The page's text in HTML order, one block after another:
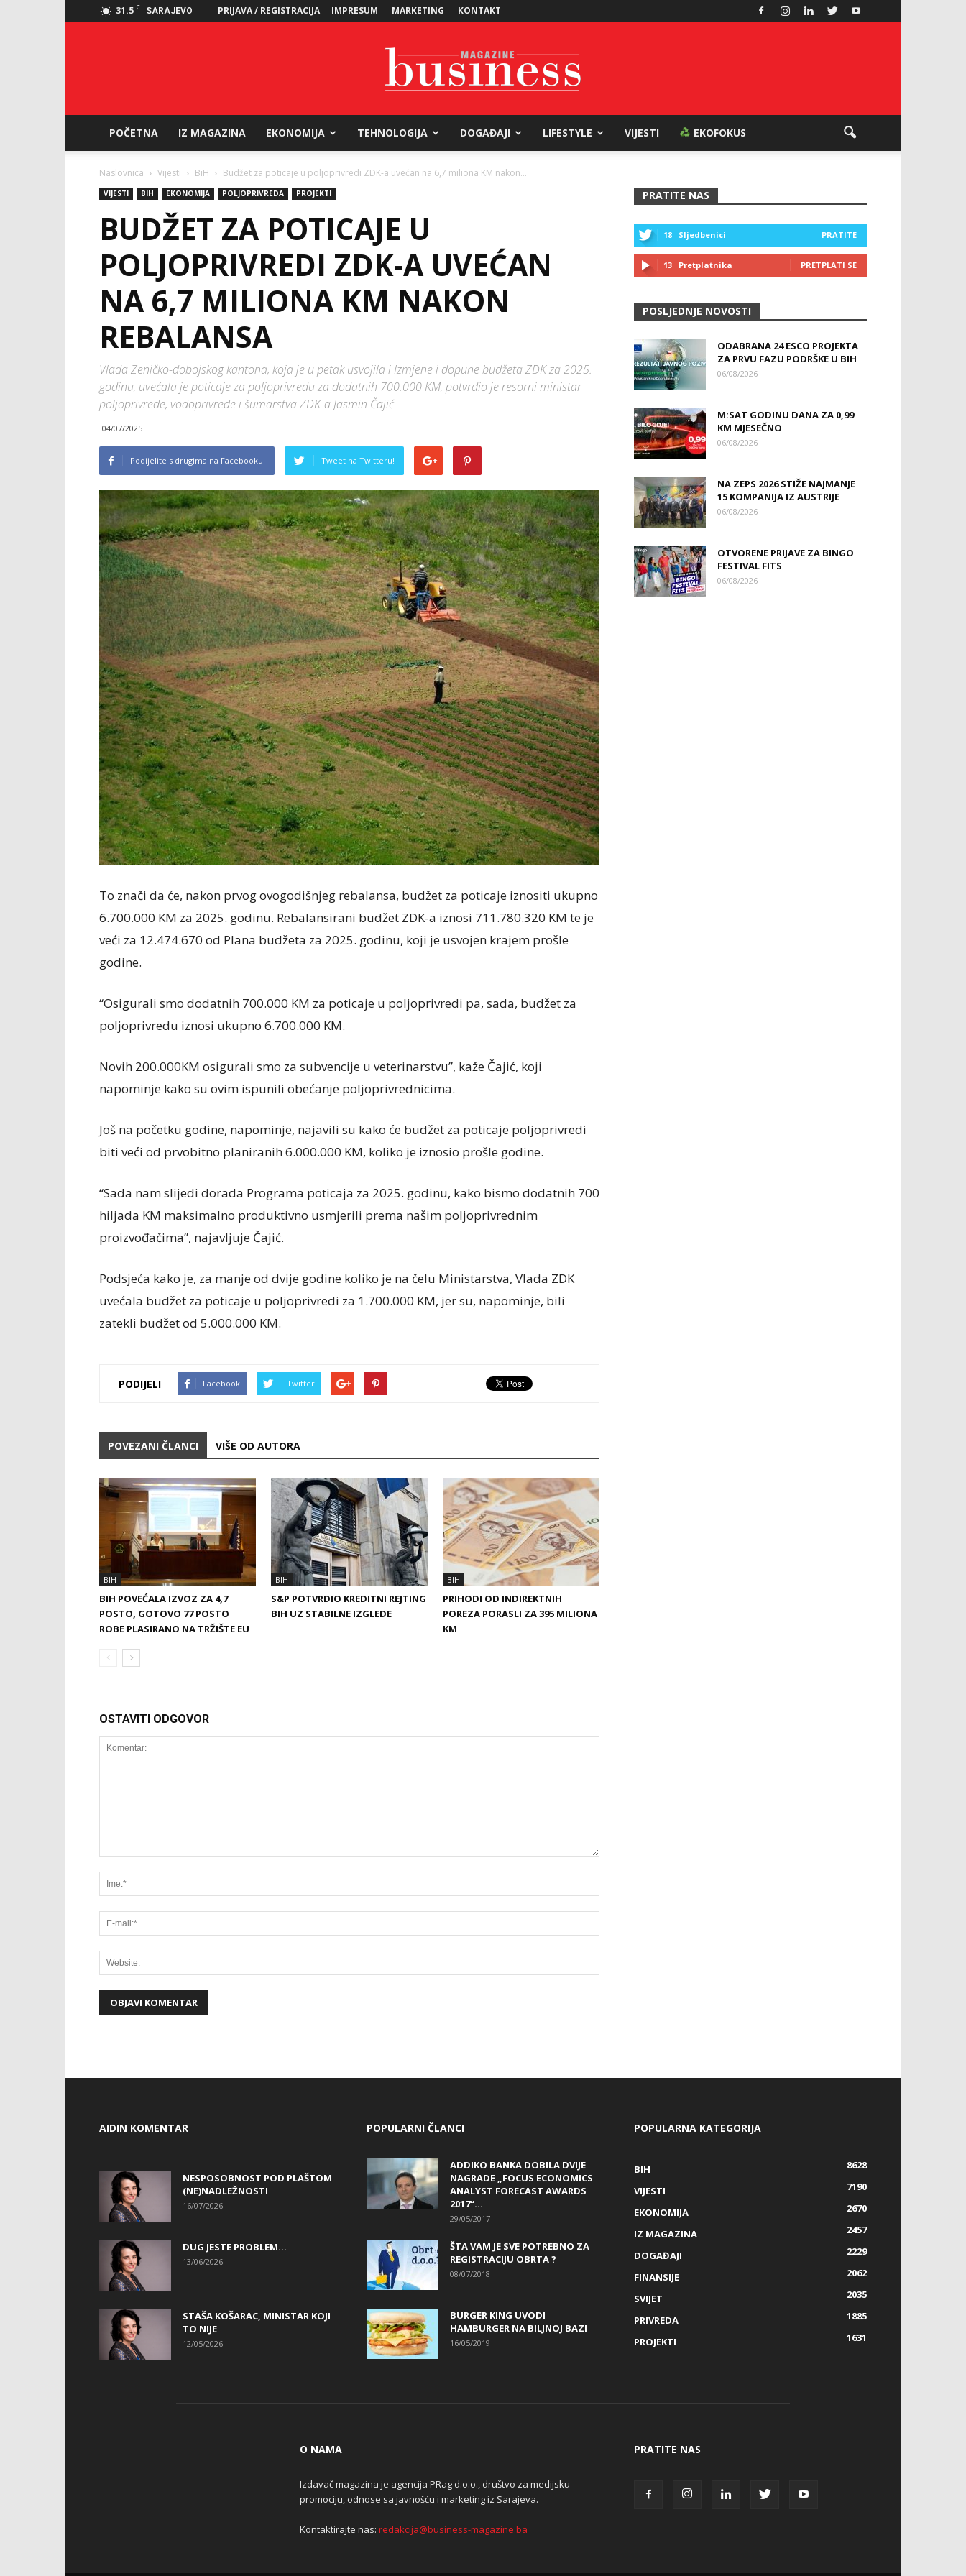
31.5 C SARAJEVO PRIJAVA / REGISTRACIJA IMPRESUM MARKETING KONTAKT
POČETNA IZ MAGAZINA EKONOMIJA TEHNOLOGIJA DOGAĐAJI LIFESTYLE VIJESTI EKOFOKUS
Naslovnica Vijesti BiH Budžet za poticaje u poljoprivredi ZDK-a uvećan na 6,7 miliona KM nakon...
VIJESTI BIH EKONOMIJA POLJOPRIVREDA PROJEKTI
BUDŽET ZA POTICAJE U
POLJOPRIVREDI ZDK-A UVEĆAN
NA 6,7 MILIONA KM NAKON
REBALANSA
Vlada Zeničko-dobojskog kantona, koja je u petak usvojila i Izmjene i dopune budžeta ZDK za 2025.
godinu, uvećala je poticaje za poljoprivredu za dodatnih 700.000 KM, potvrdio je resorni ministar
poljoprivrede, vodoprivrede i šumarstva ZDK-a Jasmin Čajić.
04/07/2025
Podijelite s drugima na Facebooku! Tweet na Twitteru!
To znači da će, nakon prvog ovogodišnjeg rebalansa, budžet za poticaje iznositi ukupno
6.700.000 KM za 2025. godinu. Rebalansirani budžet ZDK-a iznosi 711.780.320 KM te je
veći za 12.474.670 od Plana budžeta za 2025. godinu, koji je usvojen krajem prošle
godine.
“Osigurali smo dodatnih 700.000 KM za poticaje u poljoprivredi pa, sada, budžet za
poljoprivredu iznosi ukupno 6.700.000 KM.
Novih 200.000KM osigurali smo za subvencije u veterinarstvu”, kaže Čajić, koji
napominje kako su ovim ispunili obećanje poljoprivrednicima.
Još na početku godine, napominje, najavili su kako će budžet za poticaje poljoprivredi
biti veći od prvobitno planiranih 6.000.000 KM, koliko je iznosio prošle godine.
“Sada nam slijedi dorada Programa poticaja za 2025. godinu, kako bismo dodatnih 700
hiljada KM maksimalno produktivno usmjerili prema našim poljoprivrednim
proizvođačima”, najavljuje Čajić.
Podsjeća kako je, za manje od dvije godine koliko je na čelu Ministarstva, Vlada ZDK
uvećala budžet za poticaje u poljoprivredi za 1.700.000 KM, jer su, napominje, bili
zatekli budžet od 5.000.000 KM.
PODIJELI Facebook Twitter
POVEZANI ČLANCI VIŠE OD AUTORA
BIH
BIH POVEĆALA IZVOZ ZA 4,7
POSTO, GOTOVO 77 POSTO
ROBE PLASIRANO NA TRŽIŠTE EU
BIH
S&P POTVRDIO KREDITNI REJTING
BIH UZ STABILNE IZGLEDE
BIH
PRIHODI OD INDIREKTNIH
POREZA PORASLI ZA 395 MILIONA
KM
OSTAVITI ODGOVOR
PRATITE NAS
18 Sljedbenici PRATITE
13 Pretplatnika PRETPLATI SE
POSLJEDNJE NOVOSTI
ODABRANA 24 ESCO PROJEKTA
ZA PRVU FAZU PODRŠKE U BIH
06/08/2026
M:SAT GODINU DANA ZA 0,99
KM MJESEČNO
06/08/2026
NA ZEPS 2026 STIŽE NAJMANJE
15 KOMPANIJA IZ AUSTRIJE
06/08/2026
OTVORENE PRIJAVE ZA BINGO
FESTIVAL FITS
06/08/2026
AIDIN KOMENTAR
NESPOSOBNOST POD PLAŠTOM
(NE)NADLEŽNOSTI
16/07/2026
DUG JESTE PROBLEM…
13/06/2026
STAŠA KOŠARAC, MINISTAR KOJI
TO NIJE
12/05/2026
POPULARNI ČLANCI
ADDIKO BANKA DOBILA DVIJE
NAGRADE „FOCUS ECONOMICS
ANALYST FORECAST AWARDS
2017“...
29/05/2017
ŠTA VAM JE SVE POTREBNO ZA
REGISTRACIJU OBRTA ?
08/07/2018
BURGER KING UVODI
HAMBURGER NA BILJNOJ BAZI
16/05/2019
POPULARNA KATEGORIJA
BIH
8628
VIJESTI
7190
EKONOMIJA
2670
IZ MAGAZINA
2457
DOGAĐAJI
2229
FINANSIJE
2062
SVIJET
2035
PRIVREDA
1885
PROJEKTI
1631
O NAMA
Izdavač magazina je agencija PRag d.o.o., društvo za medijsku
promociju, odnose sa javnošću i marketing iz Sarajeva.
Kontaktirajte nas: redakcija@business-magazine.ba
PRATITE NAS